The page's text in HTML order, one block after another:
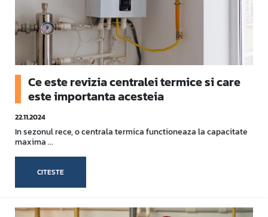
Ce este revizia centralei termice si care
este importanta acesteia
22.11.2024
In sezonul rece, o centrala termica functioneaza la capacitate
maxima ...
CITESTE